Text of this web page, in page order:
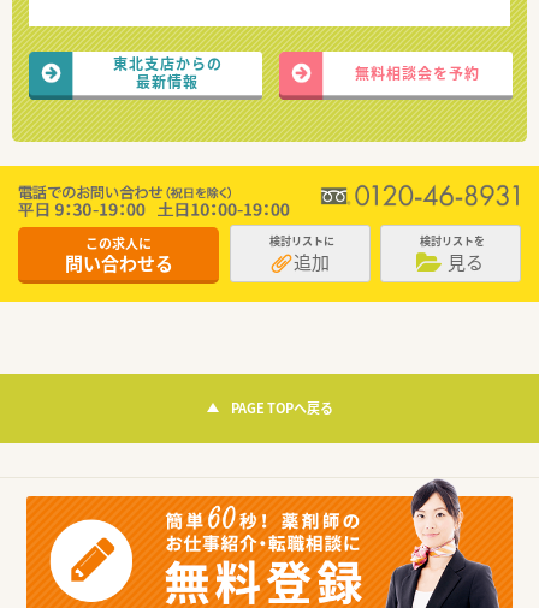
東北支店からの
最新情報
無料相談会を予約
この求人に
問い合わせる
検討リストに
追加
検討リストを
見る
PAGE TOPへ戻る